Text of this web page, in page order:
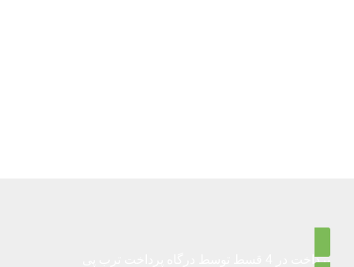
پرداخت در 4 قسط توسط درگاه پرداخت ترب پی